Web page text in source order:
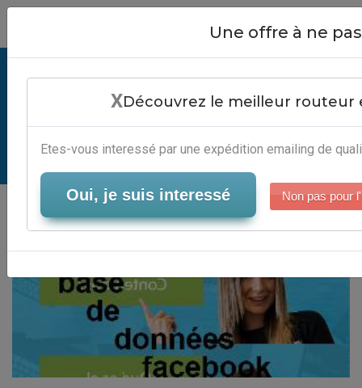
Achat Base De Données Facebook
- Automatisation Marketing
Automation
Serveur-Emailing
Close
Une offre à ne
XDécouvrez le meilleur routeur
Etes-vous interessé par une expédition emailing de
Oui, je suis interessé Non pas pour